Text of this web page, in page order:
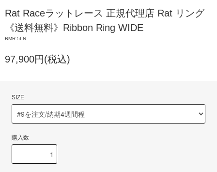
Rat Raceラットレース 正規代理店 Rat リング
《送料無料》Ribbon Ring WIDE
RMR-5LN
97,900円(税込)
SIZE
購入数